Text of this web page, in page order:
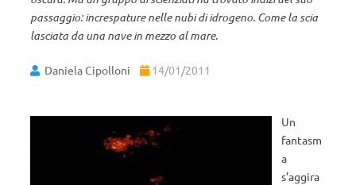
passaggio: increspature nelle nubi di idrogeno. Come la scia
lasciata da una nave in mezzo al mare.
Daniela Cipolloni 14/01/2011
Un
fantasm
a
s’aggira